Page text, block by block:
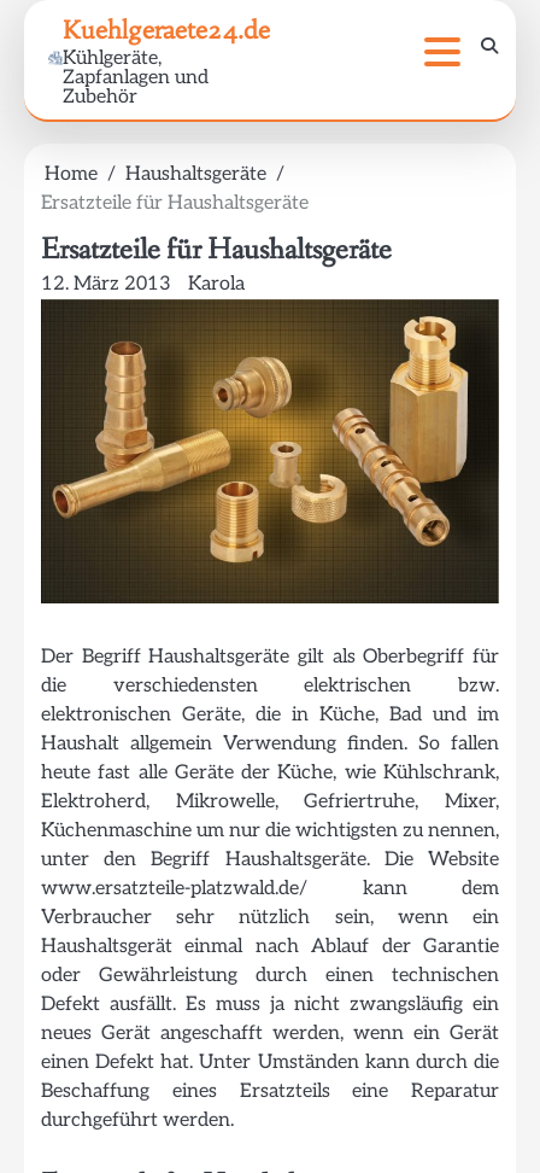
content
Kuehlgeraete24.de
Kühlgeräte,
Zapfanlagen und
Zubehör
Home
Haushaltsgeräte
Ersatzteile für Haushaltsgeräte
Ersatzteile für Haushaltsgeräte
12. März 2013 Karola
Der Begriff Haushaltsgeräte gilt als Oberbegriff für
die verschiedensten elektrischen bzw.
elektronischen Geräte, die in Küche, Bad und im
Haushalt allgemein Verwendung finden. So fallen
heute fast alle Geräte der Küche, wie Kühlschrank,
Elektroherd, Mikrowelle, Gefriertruhe, Mixer,
Küchenmaschine um nur die wichtigsten zu nennen,
unter den Begriff Haushaltsgeräte. Die Website
www.ersatzteile-platzwald.de/ kann dem
Verbraucher sehr nützlich sein, wenn ein
Haushaltsgerät einmal nach Ablauf der Garantie
oder Gewährleistung durch einen technischen
Defekt ausfällt. Es muss ja nicht zwangsläufig ein
neues Gerät angeschafft werden, wenn ein Gerät
einen Defekt hat. Unter Umständen kann durch die
Beschaffung eines Ersatzteils eine Reparatur
durchgeführt werden.